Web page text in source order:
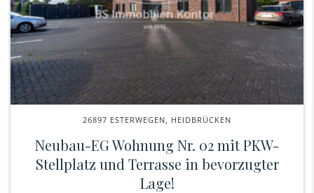
26897 ESTERWEGEN, HEIDBRÜCKEN
Neubau-EG Wohnung Nr. 02 mit PKW-
Stellplatz und Terrasse in bevorzugter
Lage!